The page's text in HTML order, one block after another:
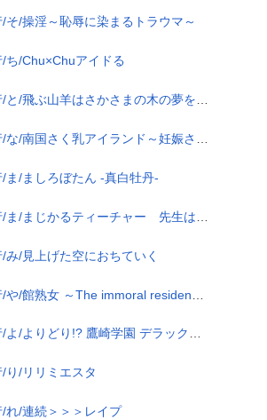
/そ/操淫～恥辱に染まるトラウマ～
/ち/Chu×Chuアイドる
/ま/ましろぼたん -真白牡丹-
/み/見上げた空におちていく
や行/よ/よりどり!? 鷹崎学園 デラックスパック
/り/リリミエスタ
/れ/連続＞＞＞レイプ